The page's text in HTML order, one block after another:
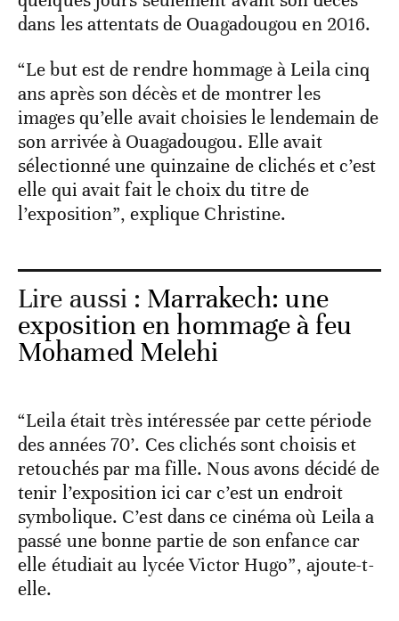
dans les attentats de Ouagadougou en 2016.
“Le but est de rendre hommage à Leila cinq
ans après son décès et de montrer les
images qu’elle avait choisies le lendemain de
son arrivée à Ouagadougou. Elle avait
sélectionné une quinzaine de clichés et c’est
elle qui avait fait le choix du titre de
l’exposition”, explique Christine.
Lire aussi : Marrakech: une
exposition en hommage à feu
Mohamed Melehi
“Leila était très intéressée par cette période
des années 70’. Ces clichés sont choisis et
retouchés par ma fille. Nous avons décidé de
tenir l’exposition ici car c’est un endroit
symbolique. C’est dans ce cinéma où Leila a
passé une bonne partie de son enfance car
elle étudiait au lycée Victor Hugo”, ajoute-t-
elle.